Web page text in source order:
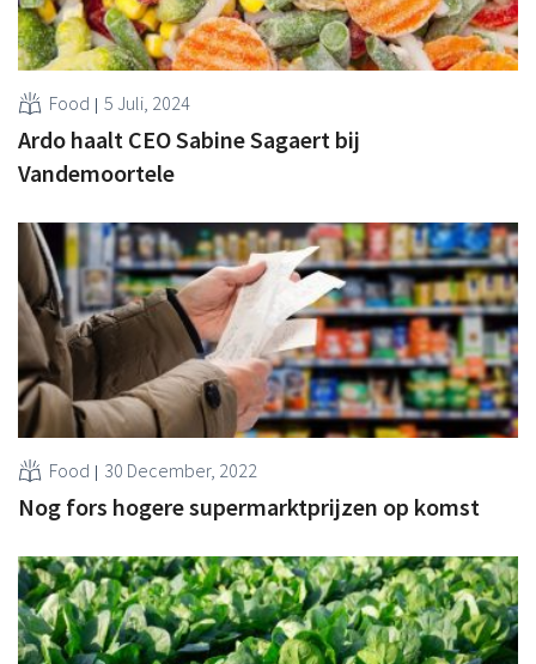
Food 5 Juli, 2024
Ardo haalt CEO Sabine Sagaert bij
Vandemoortele
Food 30 December, 2022
Nog fors hogere supermarktprijzen op komst